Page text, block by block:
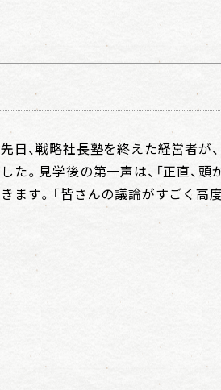
先日、戦略社長塾を終えた経営者が
した。見学後の第一声は、「正直、
きます。「皆さんの議論がすごく